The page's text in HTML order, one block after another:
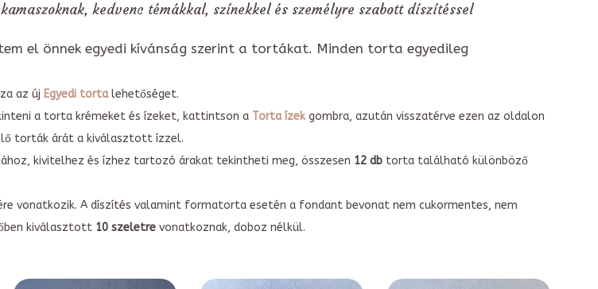
kedvenc témákkal, színekkel és személyre szabott díszítéssel
el önnek egyedi kívánság szerint a tortákat. Minden torta egyedileg
az új Egyedi tortalehetőséget.
a torta krémeket és ízeket, kattintson a Torta ízekgombra, azután visszatérve ezen az oldalon
torták árát a kiválasztott ízzel.
kivitelhez és ízhez tartozó árakat tekintheti meg, összesen 12 dbtorta található különböző
vonatkozik. A díszítés valamint formatorta esetén a fondant bevonat nem cukormentes, nem
kiválasztott 10 szeletrevonatkoznak, doboz nélkül.